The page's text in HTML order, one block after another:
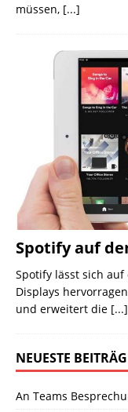
müssen, [...]
Spotify auf
Spotify lässt sich
Displays
und erweitert die [...]
NEUESTE
An Teams